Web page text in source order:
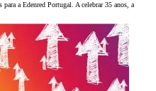
para a Edenred Portugal. A celebrar 35 anos, a